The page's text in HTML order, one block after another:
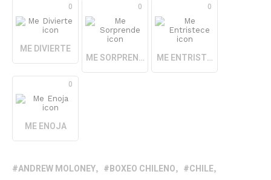
0
ME DIVIERTE
0
ME SORPRENDE
0
ME ENTRISTECE
0
ME ENOJA
ANDREW MOLONEY BOXEO CHILENO
CHILE